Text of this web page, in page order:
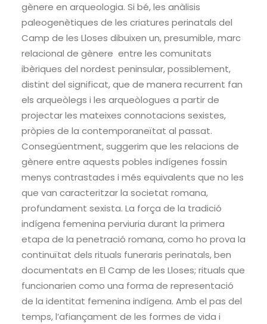
gènere en arqueologia. Si bé, les anàlisis
paleogenètiques de les criatures perinatals del
Camp de les Lloses dibuixen un, presumible, marc
relacional de gènere entre les comunitats
ibèriques del nordest peninsular, possiblement,
distint del significat, que de manera recurrent fan
els arqueòlegs i les arqueòlogues a partir de
projectar les mateixes connotacions sexistes,
pròpies de la contemporaneïtat al passat.
Consegüentment, suggerim que les relacions de
gènere entre aquests pobles indígenes fossin
menys contrastades i més equivalents que no les
que van caracteritzar la societat romana,
profundament sexista. La força de la tradició
indígena femenina perviuria durant la primera
etapa de la penetració romana, como ho prova la
continuïtat dels rituals funeraris perinatals, ben
documentats en El Camp de les Lloses; rituals que
funcionarien como una forma de representació
de la identitat femenina indígena. Amb el pas del
temps, l’afiançament de les formes de vida i